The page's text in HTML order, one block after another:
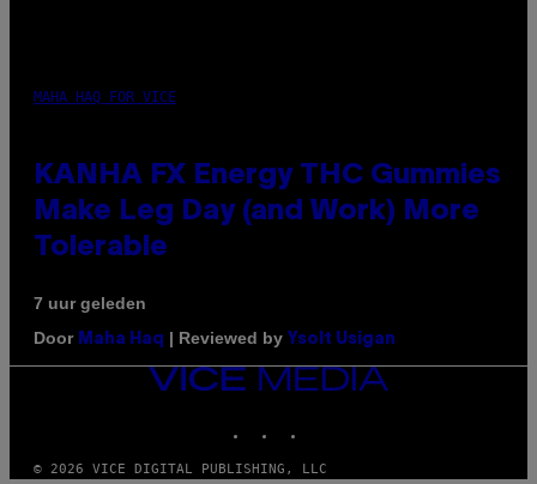
MAHA HAQ FOR VICE
KANHA FX Energy THC Gummies
Make Leg Day (and Work) More
Tolerable
7 uur geleden
Door Maha Haq | Reviewed by Ysolt Usigan
VICE
MEDIA
© 2026 VICE DIGITAL PUBLISHING, LLC